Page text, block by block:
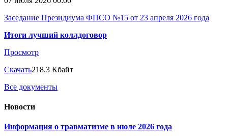
Заседание Президиума ФПСО №15 от 23 апреля 2026 года
Итоги лучший коллдоговор
Просмотр
Скачать218.3 Кбайт
Все документы
Новости
Информация о травматизме в июле 2026 года